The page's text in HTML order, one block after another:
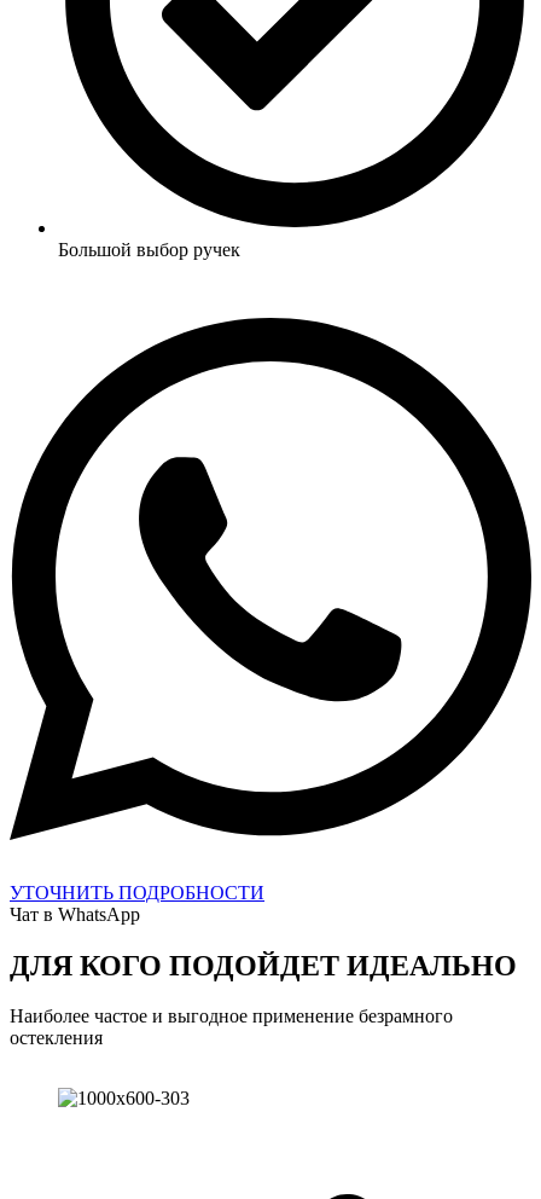
Большой выбор ручек
УТОЧНИТЬ ПОДРОБНОСТИ
Чат в WhatsApp
ДЛЯ КОГО ПОДОЙДЕТ ИДЕАЛЬНО
Наиболее частое и выгодное применение безрамного
остекления